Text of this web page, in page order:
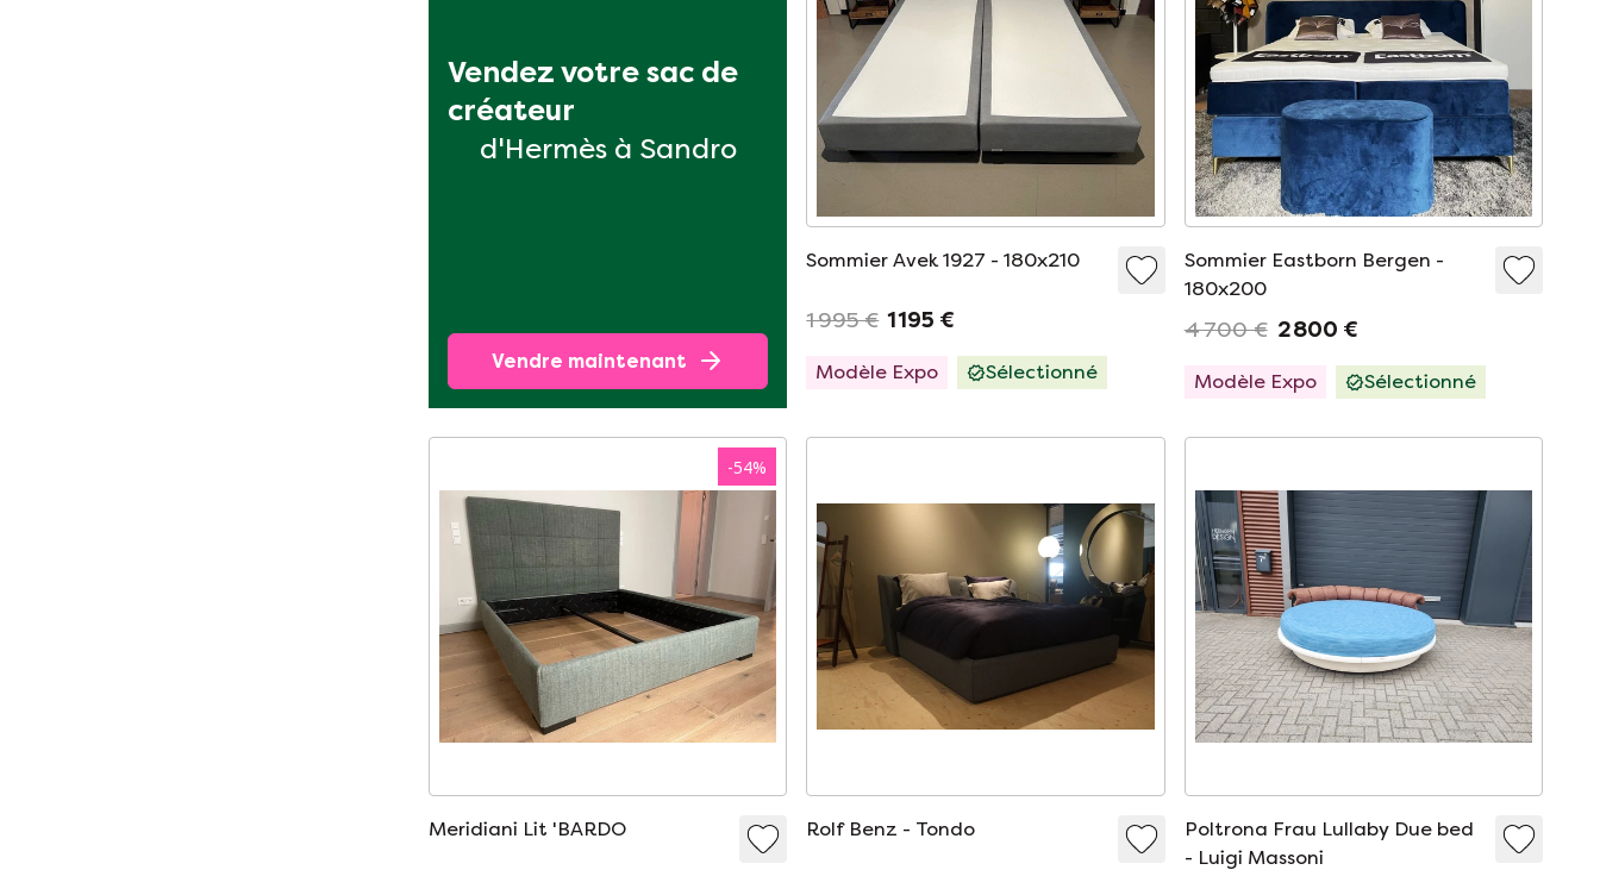
Vendez votre sac de
créateur
d'Hermès à Sandro
Vendre maintenant
Sommier Avek 1927 - 180x210
1 995 € 1 195 €
Modèle Expo Sélectionné
Sommier Eastborn Bergen -
180x200
4 700 € 2 800 €
Modèle Expo Sélectionné
-54%
Meridiani Lit 'BARDO Rolf Benz - Tondo
Poltrona Frau Lullaby Due bed
- Luigi Massoni